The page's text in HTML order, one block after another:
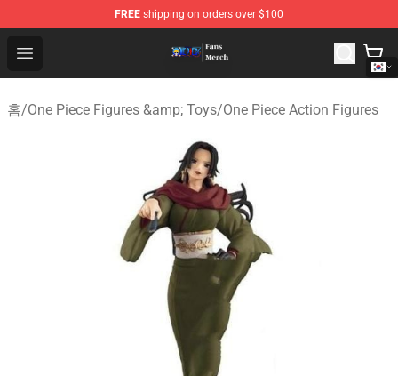
FREE shipping on orders over $100
Open menu
One Piece Store - Official One Piece Merchandise Shop
홈/One Piece Figures &amp; Toys/One Piece Action Figures